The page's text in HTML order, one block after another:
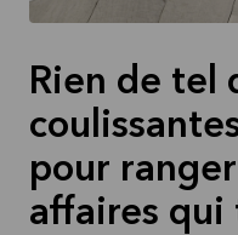
Rien de tel
pour
affaires qui